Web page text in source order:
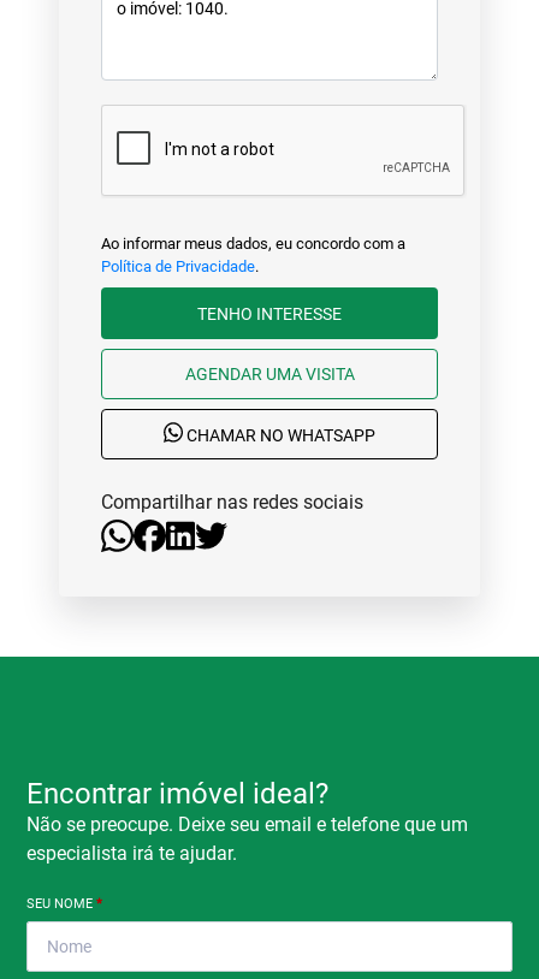
Ao informar meus dados, eu concordo com a
Política de Privacidade.
TENHO INTERESSE
AGENDAR UMA VISITA
CHAMAR NO WHATSAPP
Compartilhar nas redes sociais
Encontrar imóvel ideal?
Não se preocupe. Deixe seu email e telefone que um
especialista irá te ajudar.
SEU NOME*